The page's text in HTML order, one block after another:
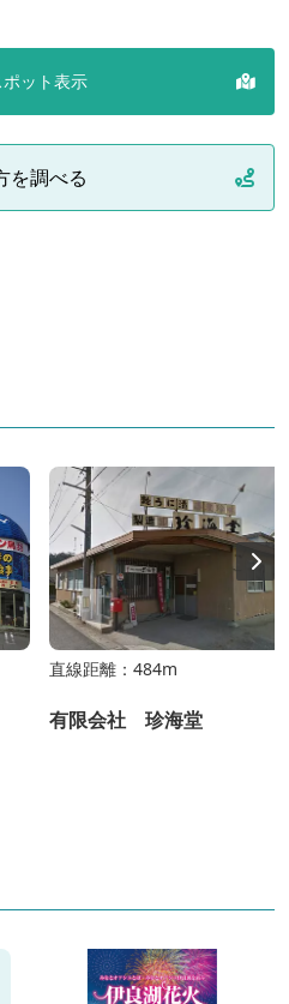
ット表示
を調べる
直線距離：484m
有限会社 珍海堂